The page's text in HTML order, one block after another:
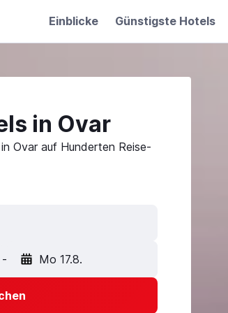
Einblicke Günstigste Hotels
in Ovar
Ovar auf Hunderten Reise-
- Mo 17.8.